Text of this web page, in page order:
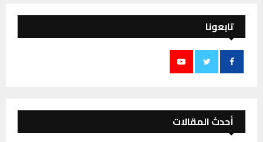
تابعونا
أحدث المقالات